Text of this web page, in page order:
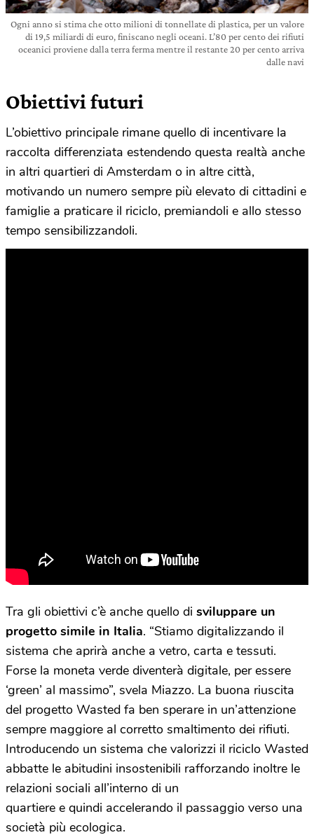
Ogni anno si stima che otto milioni di tonnellate di plastica, per un valore
di 19,5 miliardi di euro, finiscano negli oceani. L’80 per cento dei rifiuti
oceanici proviene dalla terra ferma mentre il restante 20 per cento arriva
dalle navi
Obiettivi futuri
L’obiettivo principale rimane quello di incentivare la
raccolta differenziata estendendo questa realtà anche
in altri quartieri di Amsterdam o in altre città,
motivando un numero sempre più elevato di cittadini e
famiglie a praticare il riciclo, premiandoli e allo stesso
tempo sensibilizzandoli.
Tra gli obiettivi c’è anche quello di sviluppare un
progetto simile in Italia. “Stiamo digitalizzando il
sistema che aprirà anche a vetro, carta e tessuti.
Forse la moneta verde diventerà digitale, per essere
‘green’ al massimo”, svela Miazzo. La buona riuscita
del progetto Wasted fa ben sperare in un’attenzione
sempre maggiore al corretto smaltimento dei rifiuti.
Introducendo un sistema che valorizzi il riciclo Wasted
abbatte le abitudini insostenibili rafforzando inoltre le
relazioni sociali all’interno di un
quartiere e quindi accelerando il passaggio verso una
società più ecologica.